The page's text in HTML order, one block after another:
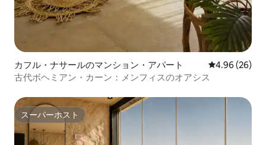
カフル・ナサールのマンション・アパート レビュー26
4.96 (26)
古代ボヘミアン・カーン：メンフィスのオアシス
スーパーホスト
スーパーホスト